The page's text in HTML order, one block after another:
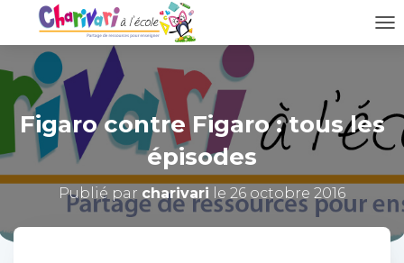
E
A
V
Figaro contre Figaro : tous les
épisodes
Publié par charivari le 26 octobre 2016